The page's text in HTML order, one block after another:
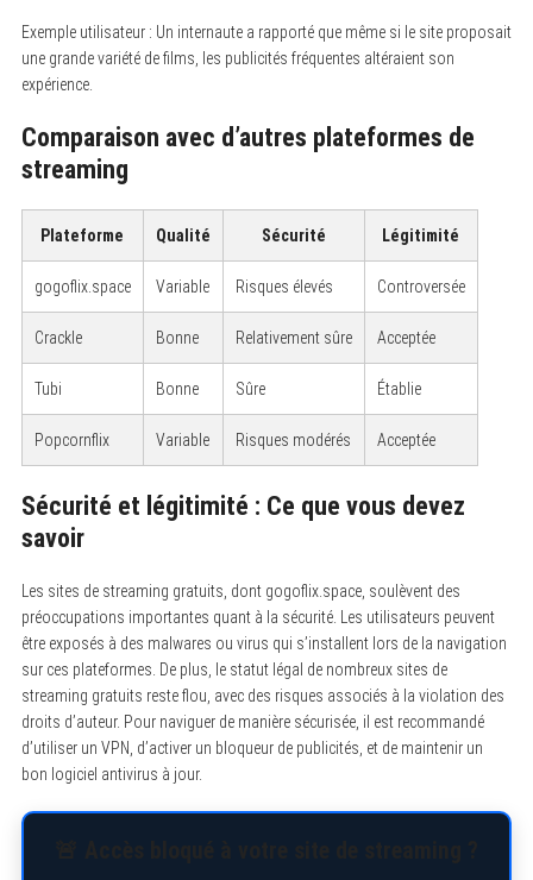
Exemple utilisateur : Un internaute a rapporté que même si le site proposait
une grande variété de films, les publicités fréquentes altéraient son
expérience.
Comparaison avec d’autres plateformes de
streaming
Plateforme Qualité Sécurité Légitimité
gogoflix.space Variable Risques élevés Controversée
Crackle Bonne Relativement sûre Acceptée
Tubi Bonne Sûre Établie
Popcornflix Variable Risques modérés Acceptée
Sécurité et légitimité : Ce que vous devez
savoir
Les sites de streaming gratuits, dont gogoflix.space, soulèvent des
préoccupations importantes quant à la sécurité. Les utilisateurs peuvent
être exposés à des malwares ou virus qui s’installent lors de la navigation
sur ces plateformes. De plus, le statut légal de nombreux sites de
streaming gratuits reste flou, avec des risques associés à la violation des
droits d’auteur. Pour naviguer de manière sécurisée, il est recommandé
d’utiliser un VPN, d’activer un bloqueur de publicités, et de maintenir un
bon logiciel antivirus à jour.
e
a
c
h
f